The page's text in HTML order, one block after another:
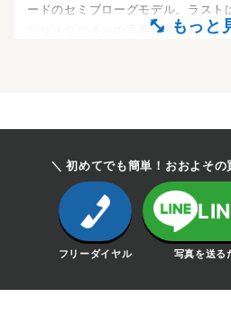
ードのセミブローグモデル。ラスト
おりメダリオンの高度な技術が目を
グラ
チャーチの名作「GRAFTON」より
が施されたモデルです。バランスが
でボリュームを加えております。女
～35,000
＼ 初めてでも簡単！おおよそ
フリーダイヤル 写真を送る